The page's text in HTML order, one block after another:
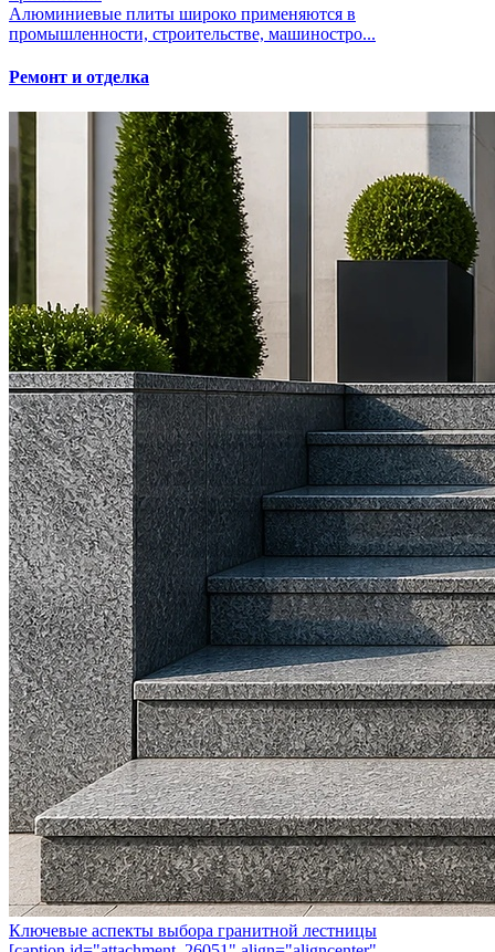
Алюминиевые плиты широко применяются в
промышленности, строительстве, машиностро...
Ремонт и отделка
Ключевые аспекты выбора гранитной лестницы